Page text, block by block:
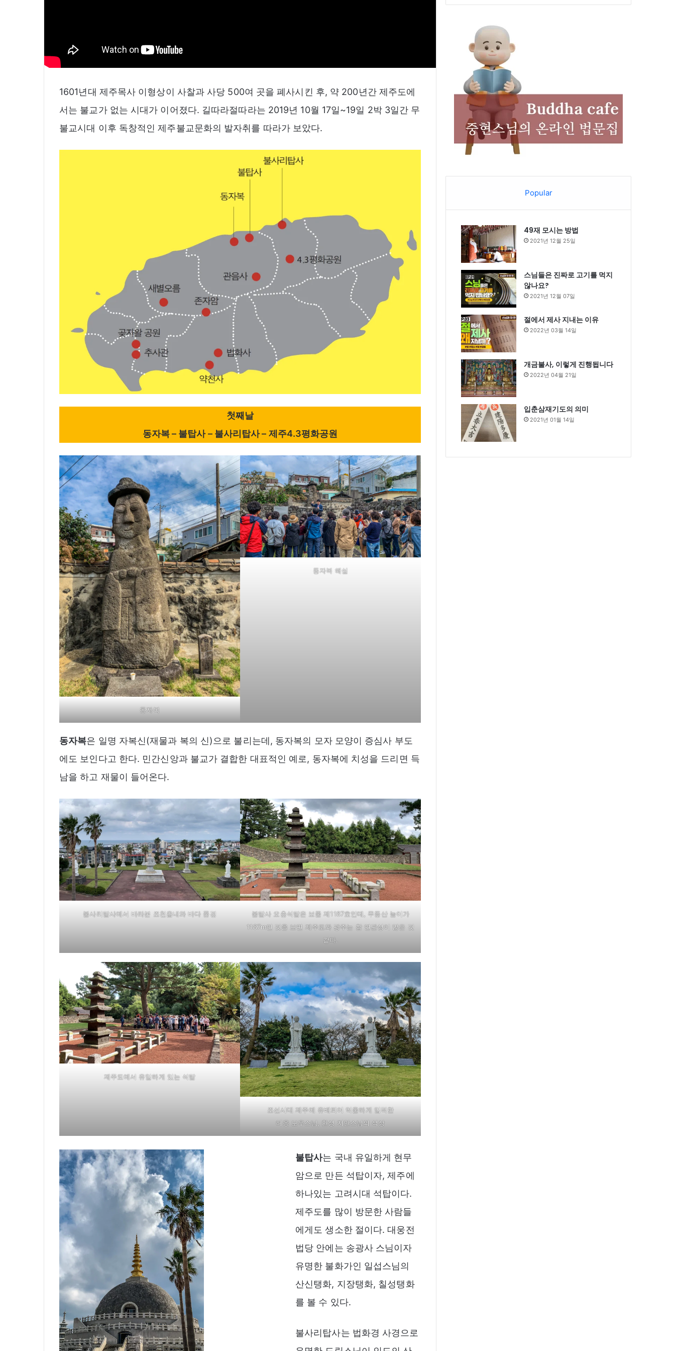
1601년대 제주목사 이형상이 사찰과 사당 500여 곳을 폐사시킨 후, 약 200년간 제주도에
서는 불교가 없는 시대가 이어졌다. 길따라절따라는 2019년 10월 17일~19일 2박 3일간 무
불교시대 이후 독창적인 제주불교문화의 발자취를 따라가 보았다.
첫째날
동자복 – 불탑사 – 불사리탑사 – 제주4.3평화공원
동자복
동자복 해설
동자복은 일명 자복신(재물과 복의 신)으로 불리는데, 동자복의 모자 모양이 증심사 부도
에도 보인다고 한다. 민간신앙과 불교가 결합한 대표적인 예로, 동자복에 치성을 드리면 득
남을 하고 재물이 들어온다.
불사리탑사에서 바라본 조천읍내와 바다 풍경
불탑사 오층석탑은 보물 제1187호인데, 무등산 높이가
1187m인 것을 보면 제주도와 광주는 참 연관성이 많은 것
같다.
제주도에서 유일하게 있는 석탑
조선시대 제주에 유배되어 억울하게 입적한
허응 보우스님, 환성 지안스님의 석상
불탑사는 국내 유일하게 현무
암으로 만든 석탑이자, 제주에
하나있는 고려시대 석탑이다.
제주도를 많이 방문한 사람들
에게도 생소한 절이다. 대웅전
법당 안에는 송광사 스님이자
유명한 불화가인 일섭스님의
산신탱화, 지장탱화, 칠성탱화
를 볼 수 있다.
불사리탑사는 법화경 사경으로
Popular
49재 모시는 방법
2021년 12월 25일
스님들은 진짜로 고기를 먹지
않나요?
2021년 12월 07일
절에서 제사 지내는 이유
2022년 03월 14일
개금불사, 이렇게 진행됩니다
2022년 04월 21일
입춘삼재기도의 의미
2021년 01월 14일